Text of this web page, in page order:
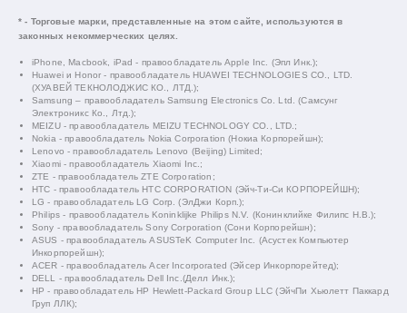
* - Торговые марки, представленные на этом сайте, используются в
законных некоммерческих целях.
iPhone, Macbook, iPad - правообладатель Apple Inc. (Эпл Инк.);
Huawei и Honor - правообладатель HUAWEI TECHNOLOGIES CO., LTD.
(ХУАВЕЙ ТЕКНОЛОДЖИС КО., ЛТД.);
Samsung – правообладатель Samsung Electronics Co. Ltd. (Самсунг
Электроникс Ко., Лтд.);
MEIZU - правообладатель MEIZU TECHNOLOGY CO., LTD.;
Nokia - правообладатель Nokia Corporation (Нокиа Корпорейшн);
Lenovo - правообладатель Lenovo (Beijing) Limited;
Xiaomi - правообладатель Xiaomi Inc.;
ZTE - правообладатель ZTE Corporation;
HTC - правообладатель HTC CORPORATION (Эйч-Ти-Си КОРПОРЕЙШН);
LG - правообладатель LG Corp. (ЭлДжи Корп.);
Philips - правообладатель Koninklijke Philips N.V. (Конинклийке Филипс Н.В.);
Sony - правообладатель Sony Corporation (Сони Корпорейшн);
ASUS - правообладатель ASUSTeK Computer Inc. (Асустек Компьютер
Инкорпорейшн);
ACER - правообладатель Acer Incorporated (Эйсер Инкорпорейтед);
DELL - правообладатель Dell Inc.(Делл Инк.);
HP - правообладатель HP Hewlett-Packard Group LLC (ЭйчПи Хьюлетт Паккард
Груп ЛЛК);